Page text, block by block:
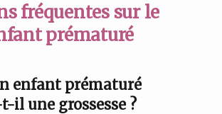
fréquentes sur le
prématuré
enfant prématuré
il une grossesse ?